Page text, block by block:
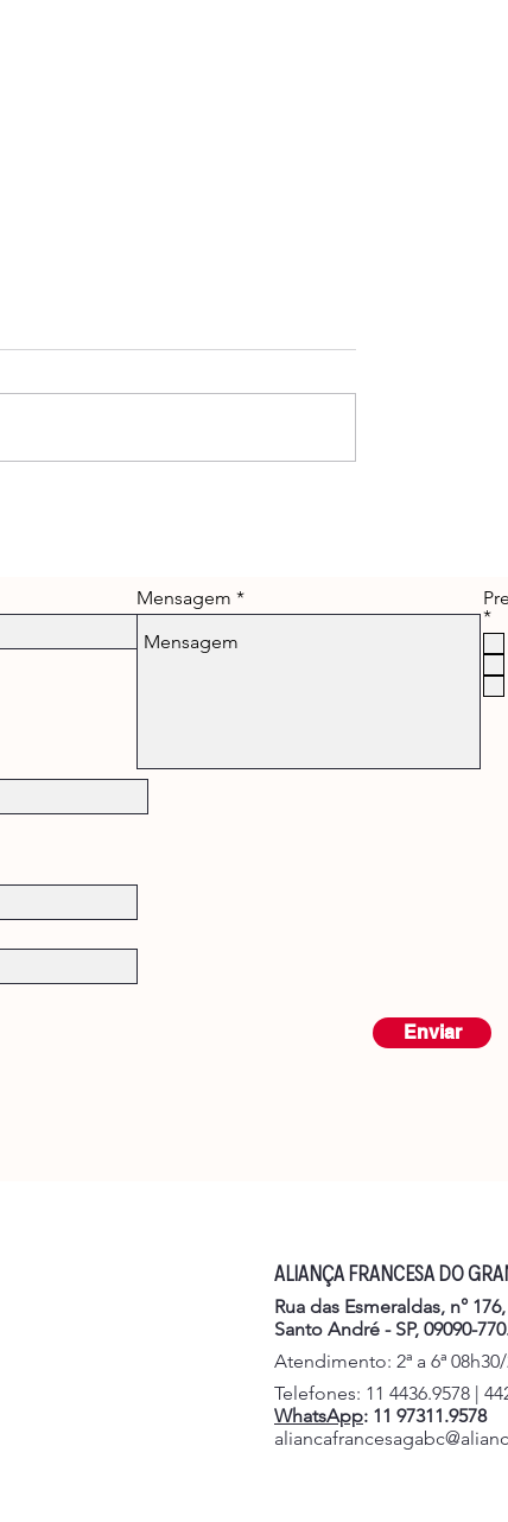
Mensagem
*O
b
r
i
g
Enviar
ALIANÇA FRANCESA DO
Rua das Esmeraldas, n°
Santo André - SP, 09090-
Atendimento: 2ª a 6ª
Telefones: 11 4436.9578 |
WhatsApp: 11 97311.9578